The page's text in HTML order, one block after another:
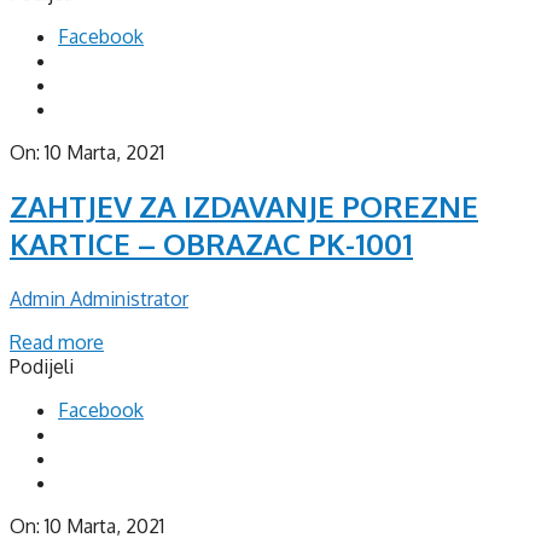
Facebook
On: 10 Marta, 2021
ZAHTJEV ZA IZDAVANJE POREZNE
KARTICE – OBRAZAC PK-1001
Admin Administrator
Read more
Podijeli
Facebook
On: 10 Marta, 2021